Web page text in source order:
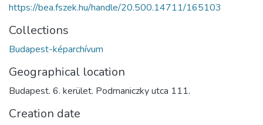
https://bea.fszek.hu/handle/20.500.14711/165103
Collections
Budapest-képarchívum
Geographical location
Budapest. 6. kerület. Podmaniczky utca 111.
Creation date